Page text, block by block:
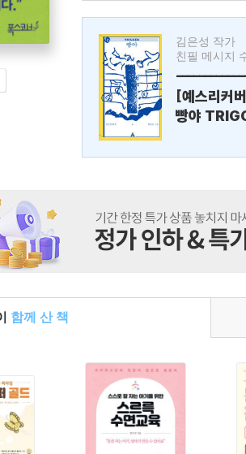
김은성 작가
친필 메시지
[예스리커
빵야
함께 산 책